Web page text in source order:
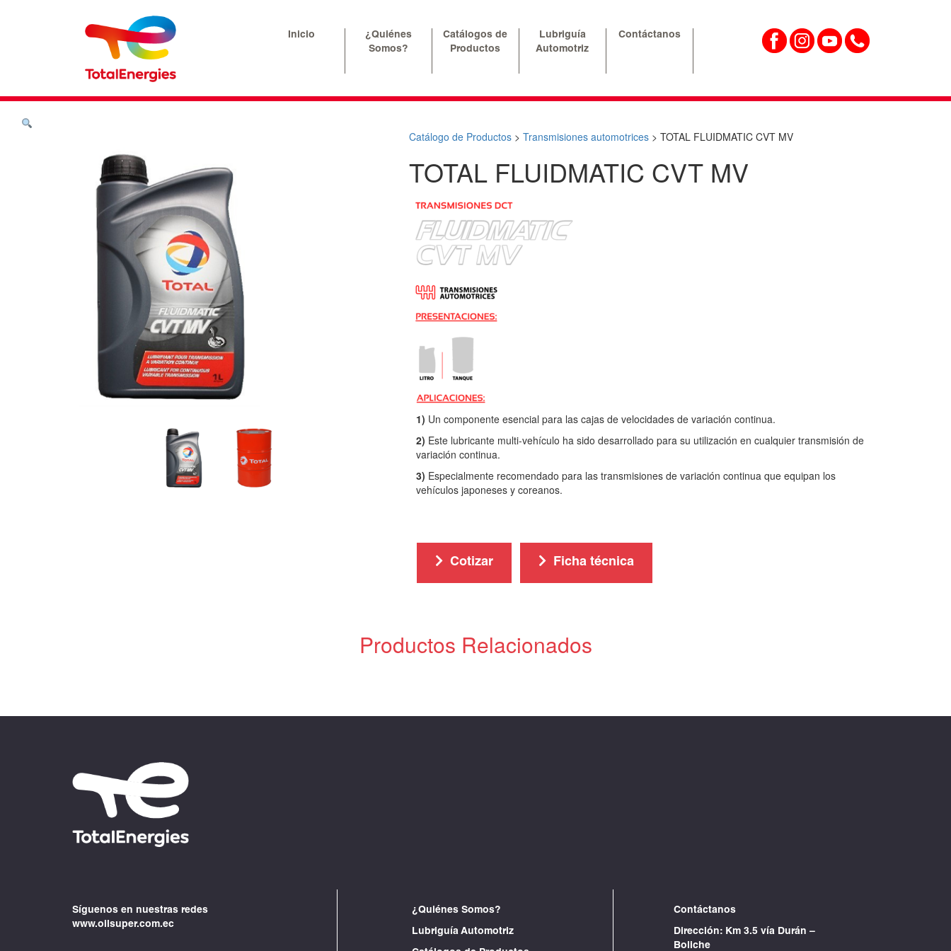
Inicio
¿Quiénes
Somos?
Catálogos de
Productos
Lubriguía
Automotriz
Contáctanos
Catálogo de Productos> Transmisiones automotrices> TOTAL FLUIDMATIC CVT MV
TOTAL FLUIDMATIC CVT MV
1) Un componente esencial para las cajas de velocidades de variación continua.
2) Este lubricante multi-vehículo ha sido desarrollado para su utilización en cualquier transmisión de
variación continua.
3) Especialmente recomendado para las transmisiones de variación continua que equipan los
vehículos japoneses y coreanos.
Cotizar Ficha técnica
Productos Relacionados
Síguenos en nuestras redes
www.oilsuper.com.ec
¿Quiénes Somos?
Lubriguía Automotriz
Contáctanos
Dirección: Km 3.5 vía Durán –
Boliche